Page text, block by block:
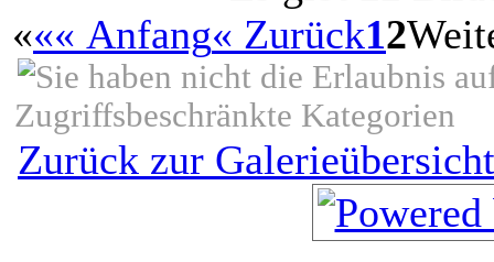
««« Anfang« Zurück12
Zugriffsbeschränkte Kategorien
Zurück zur Galerieübersicht